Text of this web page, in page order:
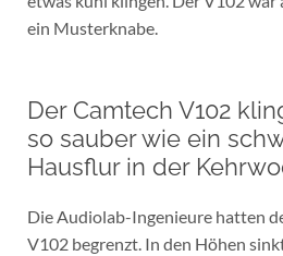
ein Musterknabe.
Der Camtech V102
so sauber wie ein
Hausflur in der
Die Audiolab-Ingenieure hatten
V102 begrenzt. In den Höhen